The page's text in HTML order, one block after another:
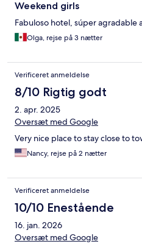
Weekend girls
Fabuloso hotel, súper agradable
Olga, rejse på 3 nætter
Verificeret anmeldelse
8/10 Rigtig godt
2. apr. 2025
Oversæt med Google
Very nice place to stay close to
Nancy, rejse på 2 nætter
Verificeret anmeldelse
10/10 Enestående
16. jan. 2026
Oversæt med Google